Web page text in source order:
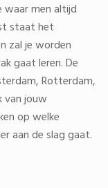
men altijd
staat het
zal je worden
gaat leren. De
Rotterdam,
van jouw
op welke
aan de slag gaat.